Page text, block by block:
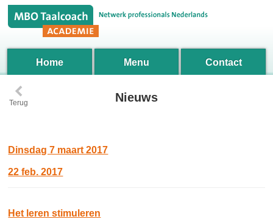
Home Menu Contact
‹
Terug Nieuws
Dinsdag 7 maart 2017
22 feb. 2017
Het leren stimuleren